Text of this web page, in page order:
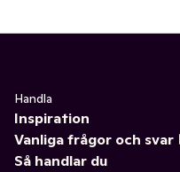
Handla
Inspiration
Vanliga frågor och svar
Så handlar du